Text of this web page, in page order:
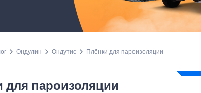
Ондулин Ондутис Плёнки для пароизоляции
для пароизоляции